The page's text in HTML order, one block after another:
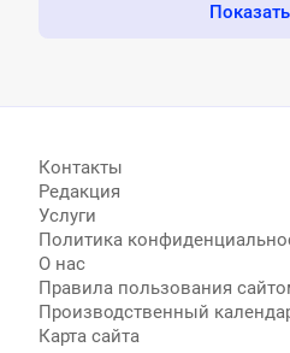
Контакты
Редакция
Услуги
Политика
О нас
Правила пользования
Производственный
Карта сайта